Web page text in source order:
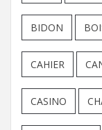
BIDON
CAHIER
CASINO